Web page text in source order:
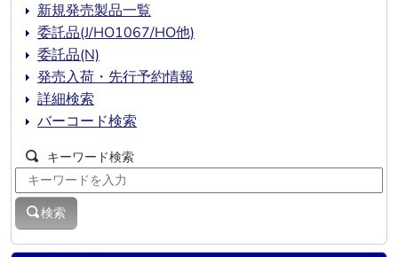
新規発売製品一覧
委託品(J/HO1067/HO他)
委託品(N)
発売入荷・先行予約情報
詳細検索
バーコード検索
キーワード検索
検索